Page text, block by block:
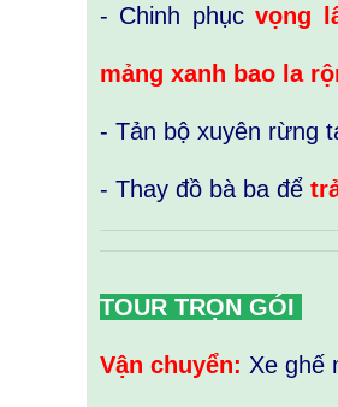
- Chinh phụcvọng
mảng xanh bao la
- Tản bộ xuyên rừng
- Thay đồ bà ba để
TOUR TRỌN GÓI
Vận chuyển: Xe ghế